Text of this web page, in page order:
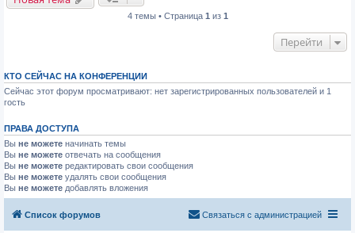
4 темы • Страница 1 из 1
Перейти
КТО СЕЙЧАС НА КОНФЕРЕНЦИИ
Сейчас этот форум просматривают: нет зарегистрированных пользователей и 1
гость
ПРАВА ДОСТУПА
Вы не можете начинать темы
Вы не можете отвечать на сообщения
Вы не можете редактировать свои сообщения
Вы не можете удалять свои сообщения
Вы не можете добавлять вложения
Список форумов Связаться с администрацией